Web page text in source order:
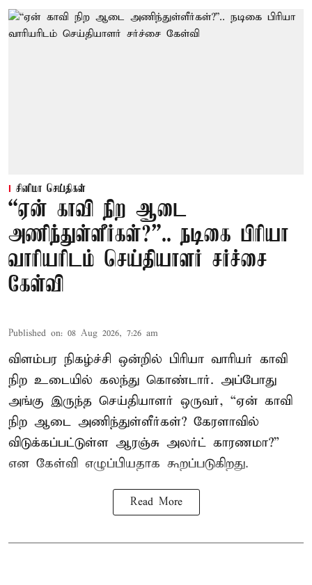
சினிமா செய்திகள்
“ஏன் காவி நிற ஆடை
அணிந்துள்ளீர்கள்?”.. நடிகை பிரியா
வாரியரிடம் செய்தியாளர் சர்ச்சை
கேள்வி
Published on: 08 Aug 2026, 7:26 am
விளம்பர நிகழ்ச்சி ஒன்றில் பிரியா வாரியர் காவி
நிற உடையில் கலந்து கொண்டார். அப்போது
அங்கு இருந்த செய்தியாளர் ஒருவர், “ஏன் காவி
நிற ஆடை அணிந்துள்ளீர்கள்? கேரளாவில்
விடுக்கப்பட்டுள்ள ஆரஞ்சு அலர்ட் காரணமா?”
என கேள்வி எழுப்பியதாக கூறப்படுகிறது.
Read More